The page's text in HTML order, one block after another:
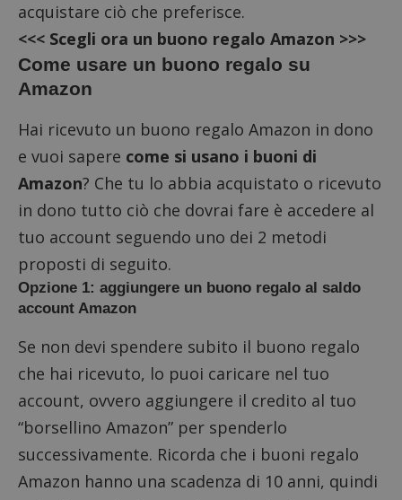
acquistare ciò che preferisce.
<<< Scegli ora un buono regalo Amazon >>>
Come usare un buono regalo su
Amazon
Hai ricevuto un buono regalo Amazon in dono
e vuoi sapere come si usano i buoni di
Amazon? Che tu lo abbia acquistato o ricevuto
in dono tutto ciò che dovrai fare è accedere al
tuo account seguendo uno dei 2 metodi
proposti di seguito.
Opzione 1: aggiungere un buono regalo al saldo
account Amazon
Se non devi spendere subito il buono regalo
che hai ricevuto, lo puoi caricare nel tuo
account, ovvero aggiungere il credito al tuo
“borsellino Amazon” per spenderlo
successivamente. Ricorda che i buoni regalo
Amazon hanno una scadenza di 10 anni, quindi